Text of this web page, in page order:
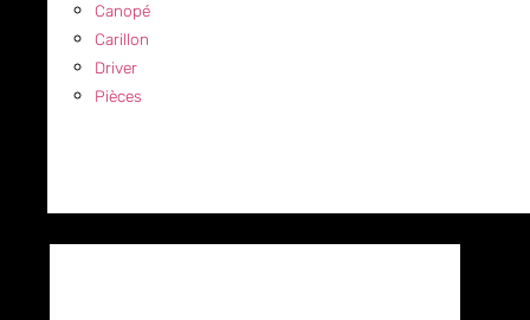
Canopé
Carillon
Driver
Pièces